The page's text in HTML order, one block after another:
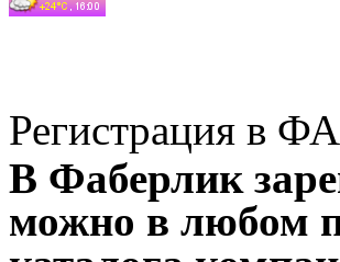
Регистрация в
В Фаберлик
можно в любом